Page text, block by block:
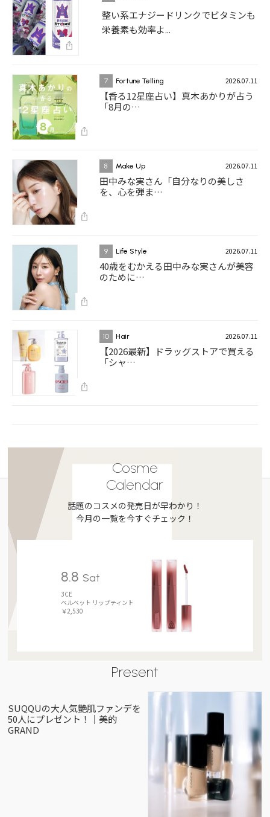
整い系エナジードリンクでビタミンも
栄養素も効率よ...
7 Fortune Telling 2026.07.11
【香る12星座占い】真木あかりが占う
「8月の…
8 Make Up 2026.07.11
田中みな実さん「自分なりの美しさ
を、心を弾ま…
9 Life Style 2026.07.11
40歳をむかえる田中みな実さんが美容
のために…
10 Hair 2026.07.11
【2026最新】ドラッグストアで買える
「シャ…
Cosme
Calendar
話題のコスメの発売日が早わかり！
今月の一覧を今すぐチェック！
8.8 Sat
3CE
ベルベット リップティント
￥2,530
Present
SUQQUの大人気艶肌ファンデを
50人にプレゼント！｜美的
GRAND